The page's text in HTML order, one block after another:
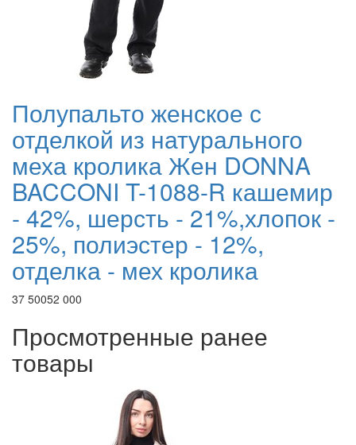
Полупальто женское с
отделкой из натурального
меха кролика Жен DONNA
BACCONI T-1088-R кашемир
- 42%, шерсть - 21%,хлопок -
25%, полиэстер - 12%,
отделка - мех кролика
37 50052 000
Просмотренные ранее
товары